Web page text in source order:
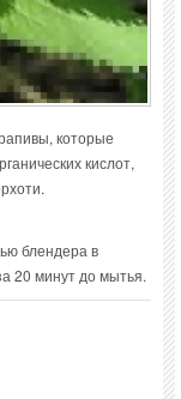
которые
кислот,
блендера в
20 минут до мытья.